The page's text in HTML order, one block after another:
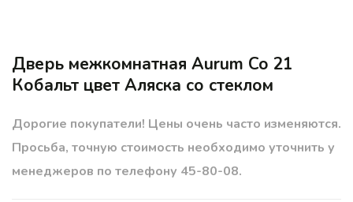
Дверь межкомнатная Aurum Co 21
Кобальт цвет Аляска со стеклом
Дорогие покупатели! Цены очень часто изменяются.
Просьба, точную стоимость необходимо уточнить у
менеджеров по телефону 45-80-08.